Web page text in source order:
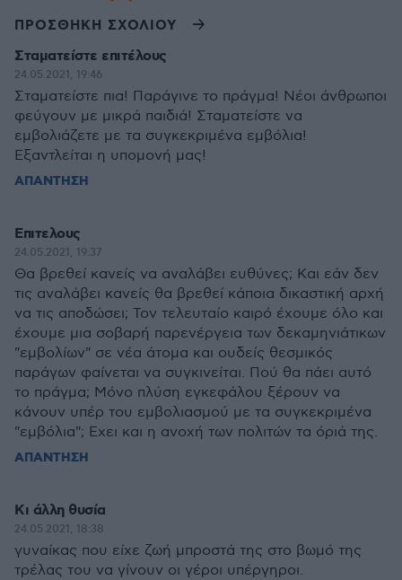
ΠΡΟΣΘΗΚΗ ΣΧΟΛΙΟΥ
Σταματείστε επιτέλους
24.05.2021, 19:46
Σταματείστε πια! Παράγινε το πράγμα! Νέοι άνθρωποι
φεύγουν με μικρά παιδιά! Σταματείστε να
εμβολιάζετε με τα συγκεκριμένα εμβόλια!
Εξαντλείται η υπομονή μας!
ΑΠΑΝΤΗΣΗ
Επιτελους
24.05.2021, 19:37
Θα βρεθεί κανείς να αναλάβει ευθύνες; Και εάν δεν
τις αναλάβει κανείς θα βρεθεί κάποια δικαστική αρχή
να τις αποδώσει; Τον τελευταίο καιρό έχουμε όλο και
έχουμε μια σοβαρή παρενέργεια των δεκαμηνιάτικων
"εμβολίων" σε νέα άτομα και ουδείς θεσμικός
παράγων φαίνεται να συγκινείται. Πού θα πάει αυτό
το πράγμα; Μόνο πλύση εγκεφάλου ξέρουν να
κάνουν υπέρ του εμβολιασμού με τα συγκεκριμένα
"εμβόλια"; Εχει και η ανοχή των πολιτών τα όριά της.
ΑΠΑΝΤΗΣΗ
Κι άλλη θυσία
24.05.2021, 18:38
γυναίκας που είχε ζωή μπροστά της στο βωμό της
τρέλας του να γίνουν οι γέροι υπέργηροι.